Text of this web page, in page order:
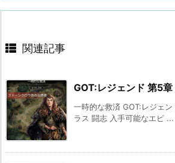
関連記事
GOT:レジェンド 第5
一時的な救済 GOT:レジェ
ラス 闘志 入手可能なエピ ...